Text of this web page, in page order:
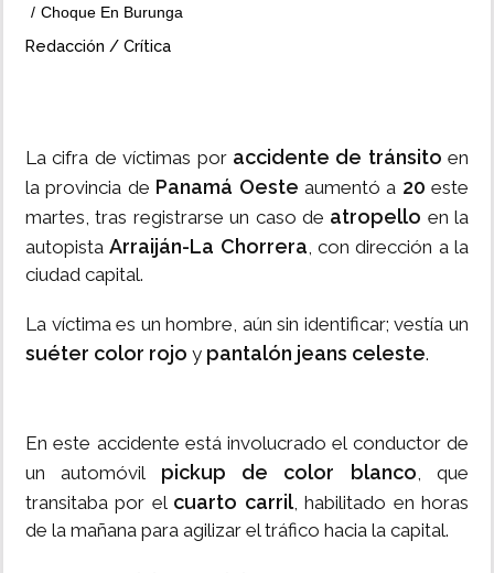
Choque En Burunga
Redacción / Crítica
La cifra de víctimas por accidente de tránsito en
la provincia de Panamá Oeste aumentó a 20 este
martes, tras registrarse un caso de atropello en la
autopistaArraiján-La Chorrera, con dirección a la
ciudad capital.
La víctima es un hombre, aún sin identificar; vestía un
suéter color rojo y pantalón jeans celeste.
En este accidente está involucrado el conductor de
un automóvil pickup de color blanco, que
transitaba por el cuarto carril, habilitado en horas
de la mañana para agilizar el tráfico hacia la capital.